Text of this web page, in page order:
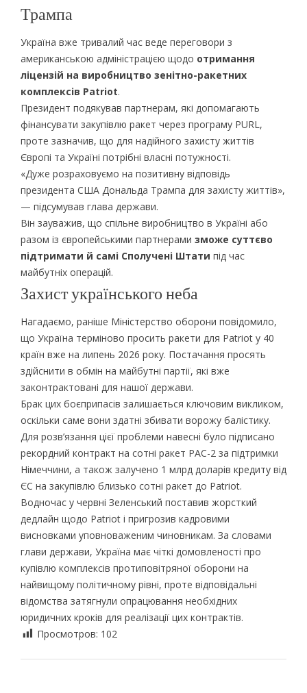
Трампа
Україна вже тривалий час веде переговори з
американською адміністрацією щодо отримання
ліцензій на виробництво зенітно-ракетних
комплексів Patriot.
Президент подякував партнерам, які допомагають
фінансувати закупівлю ракет через програму PURL,
проте зазначив, що для надійного захисту життів
Європі та Україні потрібні власні потужності.
«Дуже розраховуємо на позитивну відповідь
президента США Дональда Трампа для захисту життів»,
— підсумував глава держави.
Він зауважив, що спільне виробництво в Україні або
разом із європейськими партнерами зможе суттєво
підтримати й самі Сполучені Штати під час
майбутніх операцій.
Захист українського неба
Нагадаємо, раніше Міністерство оборони повідомило,
що Україна терміново просить ракети для Patriot у 40
країн вже на липень 2026 року. Постачання просять
здійснити в обмін на майбутні партії, які вже
законтрактовані для нашої держави.
Брак цих боєприпасів залишається ключовим викликом,
оскільки саме вони здатні збивати ворожу балістику.
Для розв’язання цієї проблеми навесні було підписано
рекордний контракт на сотні ракет PAC-2 за підтримки
Німеччини, а також залучено 1 млрд доларів кредиту від
ЄС на закупівлю близько сотні ракет до Patriot.
Водночас у червні Зеленський поставив жорсткий
дедлайн щодо Patriot і пригрозив кадровими
висновками уповноваженим чиновникам. За словами
глави держави, Україна має чіткі домовленості про
купівлю комплексів протиповітряної оборони на
найвищому політичному рівні, проте відповідальні
відомства затягнули опрацювання необхідних
юридичних кроків для реалізації цих контрактів.
Просмотров: 102